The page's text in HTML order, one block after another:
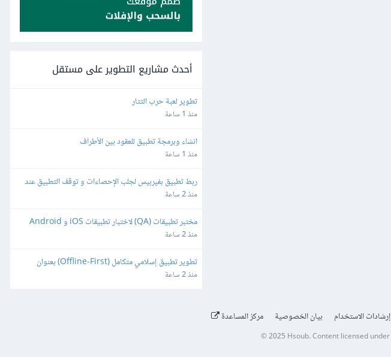
أحدث مشاريع التطوير على مستقل
تطوير لعبة حرب التتار
منذ 1 ساعة
انشاء وبرمجة تطبيق للعقود بين الأطراف
منذ 1 ساعة
مدة ٣ ايام
منذ 2 ساعة
مختبر تطبيقات (QA) لاختبار تطبيقات iOS و Android
منذ 2 ساعة
"طالب العلم" للأندرويد و iOS
منذ 2 ساعة
إرشادات الاستخدام بيان الخصوصية مركز المساعدة
© 2025 Hsoub.Content licensed under